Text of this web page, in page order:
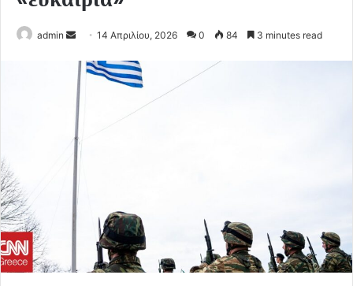
admin
Send
email
14 Απριλίου, 2026 0 84 3 minutes read